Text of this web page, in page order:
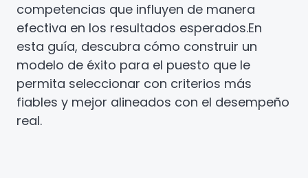
competencias que influyen de manera
efectiva en los resultados esperados.En
esta guía, descubra cómo construir un
modelo de éxito para el puesto que le
permita seleccionar con criterios más
fiables y mejor alineados con el desempeño
real.